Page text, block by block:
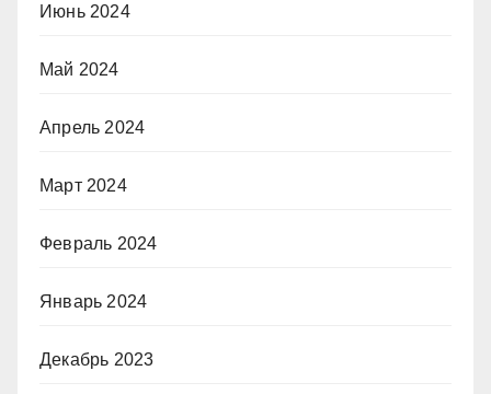
Июнь 2024
Май 2024
Апрель 2024
Март 2024
Февраль 2024
Январь 2024
Декабрь 2023